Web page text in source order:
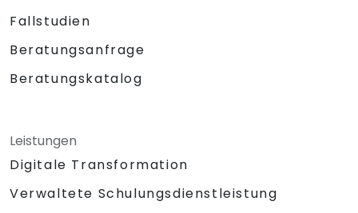
Fallstudien
Beratungsanfrage
Beratungskatalog
Leistungen
Digitale Transformation
Verwaltete Schulungsdienstleistung